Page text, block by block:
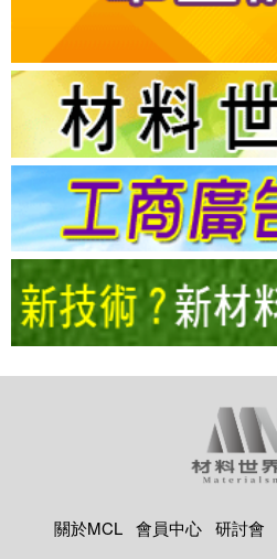
關於MCL 會員中心 研討會